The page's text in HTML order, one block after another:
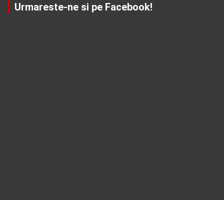
Urmareste-ne si pe Facebook!